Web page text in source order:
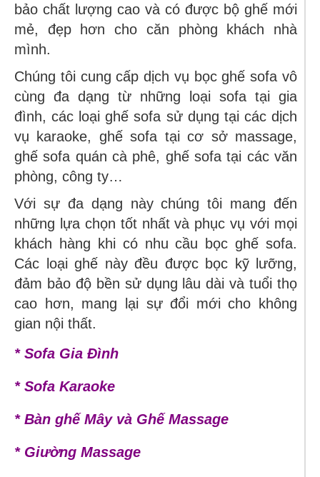
bảo chất lượng cao và có được bộ ghế mới
mẻ, đẹp hơn cho căn phòng khách nhà
mình.
Chúng tôi cung cấp dịch vụ bọc ghế sofa vô
cùng đa dạng từ những loại sofa tại gia
đình, các loại ghế sofa sử dụng tại các dịch
vụ karaoke, ghế sofa tại cơ sở massage,
ghế sofa quán cà phê, ghế sofa tại các văn
phòng, công ty…
Với sự đa dạng này chúng tôi mang đến
những lựa chọn tốt nhất và phục vụ với mọi
khách hàng khi có nhu cầu bọc ghế sofa.
Các loại ghế này đều được bọc kỹ lưỡng,
đảm bảo độ bền sử dụng lâu dài và tuổi thọ
cao hơn, mang lại sự đổi mới cho không
gian nội thất.
* Sofa Gia Đình
* Sofa Karaoke
* Bàn ghế Mây và Ghế Massage
* Giường Massage